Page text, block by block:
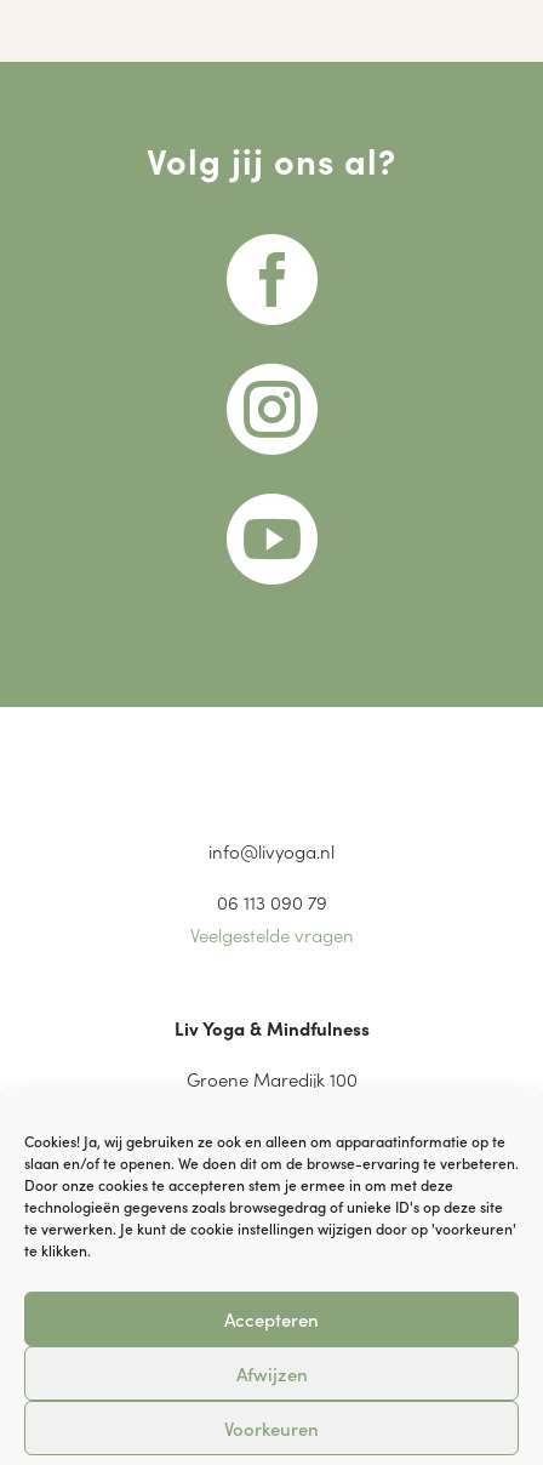
Cookies! Ja, wij gebruiken ze ook en alleen om apparaatinformatie op te
slaan en/of te openen. We doen dit om de browse-ervaring te verbeteren.
Door onze cookies te accepteren stem je ermee in om met deze
technologieën gegevens zoals browsegedrag of unieke ID's op deze site
te verwerken. Je kunt de cookie instellingen wijzigen door op 'voorkeuren'
te klikken.
Accepteren
Afwijzen
Voorkeuren
Volg jij ons al?



info@livyoga.nl
06 113 090 79
Veelgestelde vragen
Liv Yoga & Mindfulness
Groene Maredijk 100
© VOF YaGi Yoga
Cookiebeleid
Algemene Voorwaarden